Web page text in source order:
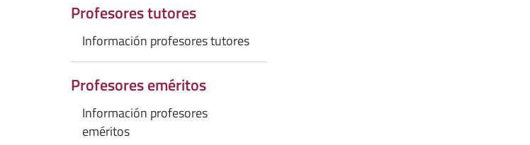
Profesores tutores
Información profesores tutores
Profesores eméritos
Información profesores
eméritos